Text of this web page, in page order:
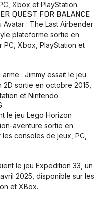
Xbox et PlayStation.
QUEST FOR BALANCE
Avatar : The Last Airbender
plateforme sortie en
PC, Xbox, PlayStation et
: Jimmy essait le jeu
sortie en octobre 2015,
et Nintendo.
le jeu Lego Horizon
aventure sortie en
consoles de jeux, PC,
le jeu Expedition 33, un
2025, disponible sur les
et XBox.